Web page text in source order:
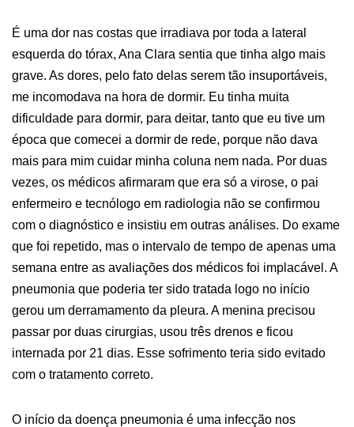
É uma dor nas costas que irradiava por toda a lateral
esquerda do tórax, Ana Clara sentia que tinha algo mais
grave. As dores, pelo fato delas serem tão insuportáveis,
me incomodava na hora de dormir. Eu tinha muita
dificuldade para dormir, para deitar, tanto que eu tive um
época que comecei a dormir de rede, porque não dava
mais para mim cuidar minha coluna nem nada. Por duas
vezes, os médicos afirmaram que era só a virose, o pai
enfermeiro e tecnólogo em radiologia não se confirmou
com o diagnóstico e insistiu em outras análises. Do exame
que foi repetido, mas o intervalo de tempo de apenas uma
semana entre as avaliações dos médicos foi implacável. A
pneumonia que poderia ter sido tratada logo no início
gerou um derramamento da pleura. A menina precisou
passar por duas cirurgias, usou três drenos e ficou
internada por 21 dias. Esse sofrimento teria sido evitado
com o tratamento correto.
O início da doença pneumonia é uma infecção nos